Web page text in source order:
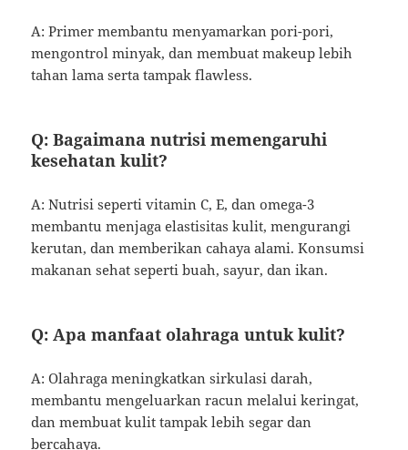
A: Primer membantu menyamarkan pori-pori,
mengontrol minyak, dan membuat makeup lebih
tahan lama serta tampak flawless.
Q: Bagaimana nutrisi memengaruhi
kesehatan kulit?
A: Nutrisi seperti vitamin C, E, dan omega-3
membantu menjaga elastisitas kulit, mengurangi
kerutan, dan memberikan cahaya alami. Konsumsi
makanan sehat seperti buah, sayur, dan ikan.
Q: Apa manfaat olahraga untuk kulit?
A: Olahraga meningkatkan sirkulasi darah,
membantu mengeluarkan racun melalui keringat,
dan membuat kulit tampak lebih segar dan
bercahaya.